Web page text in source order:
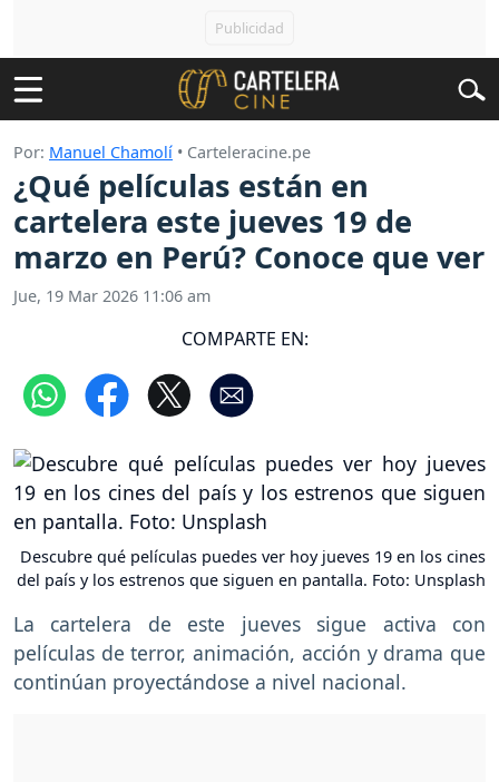
Por: Manuel Chamolí • Carteleracine.pe
¿Qué películas están en
cartelera este jueves 19 de
marzo en Perú? Conoce que ver
Jue, 19 Mar 2026 11:06 am
COMPARTE EN:
Descubre qué películas puedes ver hoy jueves 19 en los cines
del país y los estrenos que siguen en pantalla. Foto: Unsplash
La cartelera de este jueves sigue activa con
películas de terror, animación, acción y drama que
continúan proyectándose a nivel nacional.